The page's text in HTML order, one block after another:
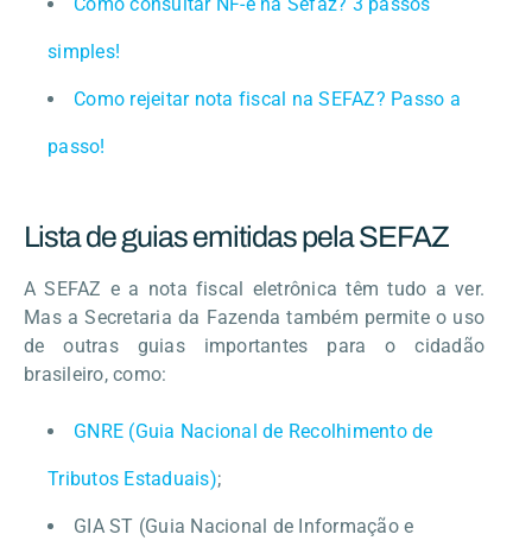
simples!
Como rejeitar nota fiscal na SEFAZ? Passo a
passo!
Lista de guias emitidas pela SEFAZ
A SEFAZ e a nota fiscal eletrônica têm tudo a ver.
Mas a Secretaria da Fazenda também permite o uso
de outras guias importantes para o cidadão
brasileiro, como:
GNRE (Guia Nacional de Recolhimento de
Tributos Estaduais);
GIA ST (Guia Nacional de Informação e